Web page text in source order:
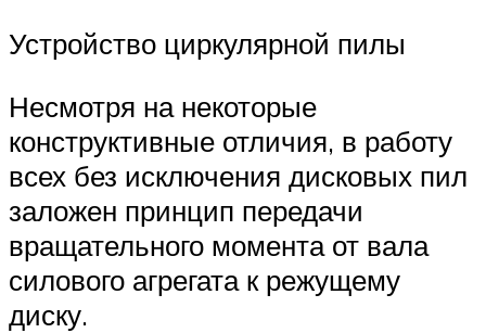
Устройство циркулярной пилы
Несмотря на некоторые
конструктивные отличия, в работу
всех без исключения дисковых пил
заложен принцип передачи
вращательного момента от вала
силового агрегата к режущему
диску.